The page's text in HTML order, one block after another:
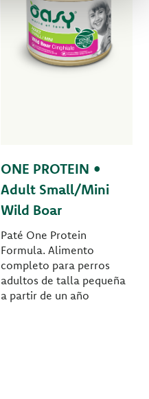
ONE PROTEIN •
Adult Small/Mini
Wild Boar
Paté One Protein
Formula. Alimento
completo para perros
adultos de talla pequeña
a partir de un año